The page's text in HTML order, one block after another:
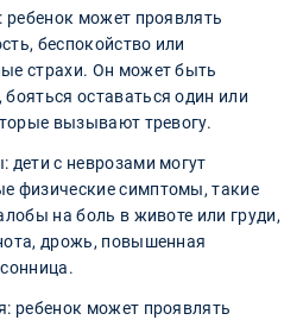
ребенок может проявлять
беспокойство или
страхи. Он может быть
оставаться один или
вызывают тревогу.
с неврозами могут
физические симптомы, такие
на боль в животе или груди,
дрожь, повышенная
ребенок может проявлять